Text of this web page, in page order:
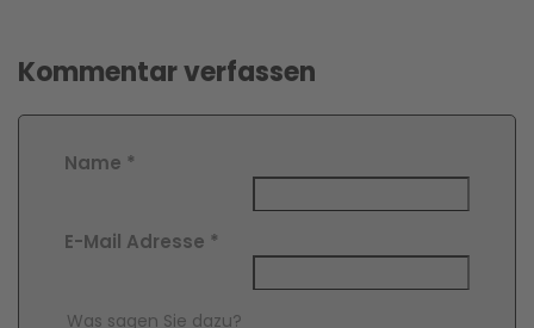
Kommentar verfassen
Name *
E-Mail Adresse *
Comment Text*